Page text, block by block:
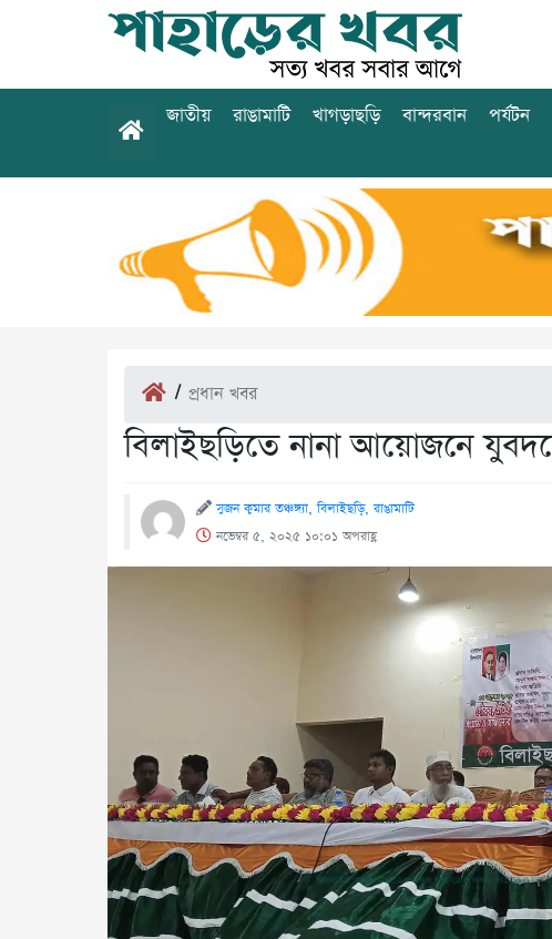
জাতীয় রাঙামাটি খাগড়াছড়ি বান্দরবান পর্যটন
/ প্রধান খবর
বিলাইছড়িতে নানা আয়োজনে
সুজন কুমার তঞ্চঙ্গ্যা, বিলাইছড়ি, রাঙামাটি
নভেম্বর ৫, ২০২৫ ১০:০১ অপরাহ্ণ